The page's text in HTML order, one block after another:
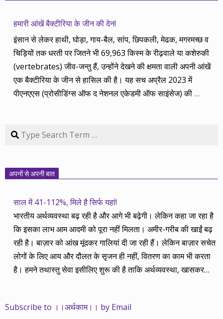
हमारी आंखें बैक्टीरिया के जीन की देन!
इंसान से लेकर हाथी, घोड़ा, गाय-बैल, सांप, छिपकली, मेढक, मगरमच्छ व
चिड़ियों तक धरती पर जितने भी 69,963 किस्म के रीढ़वाले या कशेरुकी
(vertebrates) जीव-जन्तु हैं, उन्होंने देखने की क्षमता वाली अपनी आंखें
एक बैक्टीरिया के जीन से हासिल की है। यह सच अप्रैल 2023 में
पीएनएएस (प्रोसीडिंग्स ऑफ द नेशनल एकेडमी ऑफ साइंसेज) की…
Search
अपनों से अपनी बात
साल में 41-112%, मिले है सिर्फ यहां!
भारतीय अर्थव्यवस्था बढ़ रही है और आगे भी बढ़ेगी। लेकिन कहा जा रहा है
कि इसका लाभ आम आदमी को पूरा नहीं मिलता। अमीर-गरीब की खाईं बढ़
रही है। बाज़ार को आंख मूंदकर गालियां दी जा रही हैं। लेकिन बाज़ार सचेत
लोगों के लिए आय और दौलत के सृजन ही नहीं, वितरण का काम भी करता
है। हमने तथास्तु सेवा इसीलिए शुरू की है ताकि अर्थव्यवस्था, खासकर
महंगाई की दर 10 प्रतिशत से ऊपर रहती है। वे भागकर जाते हैं सोने और
Subscribe to ।।अर्थकाम।। by Email